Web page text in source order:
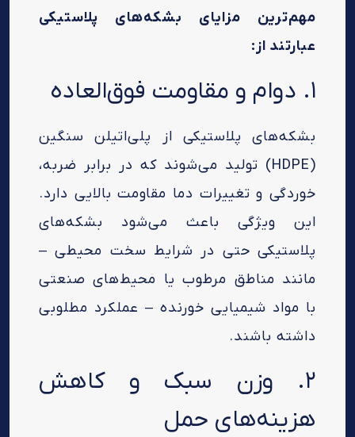
مهم‌ترین مزایای بشکه‌های پلاستیکی
عبارتند از:
۱. دوام و مقاومت فوق‌العاده
بشکه‌های پلاستیکی از پلی‌اتیلن سنگین
(HDPE) تولید می‌شوند که در برابر ضربه،
خوردگی و تغییرات دما مقاومت بالایی دارد.
این ویژگی باعث می‌شود بشکه‌های
پلاستیکی حتی در شرایط سخت محیطی –
مانند مناطق مرطوب یا محیط‌های صنعتی
با مواد شیمیایی خورنده – عملکرد مطلوبی
داشته باشند.
۲. وزن سبک و کاهش
هزینه‌های حمل